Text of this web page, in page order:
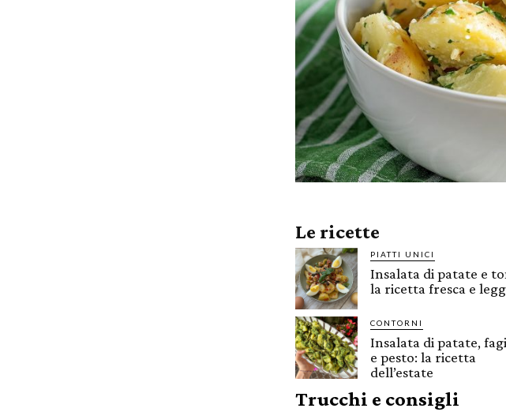
Le ricette
PIATTI UNICI
Insalata di patate e
la ricetta fresca e
CONTORNI
Insalata di patate,
e pesto: la ricetta
dell’estate
Trucchi e consigli